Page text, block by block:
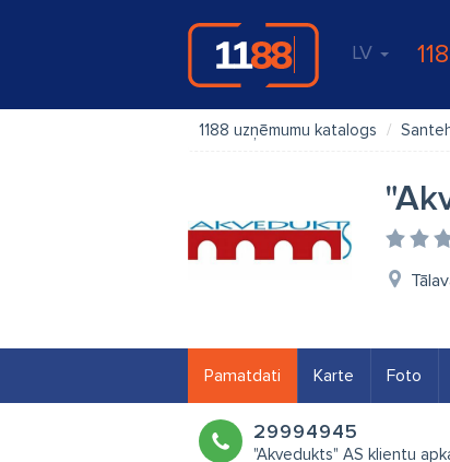
LV
1188 uzņēmumu katalogs
Pamatdati Karte Foto
29994945
"Akvedukts" AS klientu